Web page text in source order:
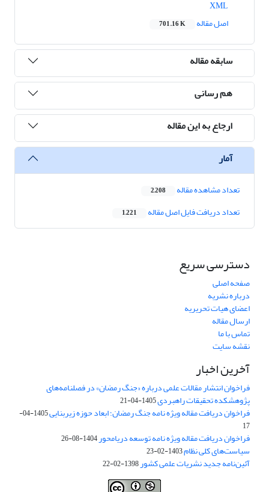
اصل مقاله
701.16 K
سابقه مقاله
هم رسانی
ارجاع به این مقاله
آمار
تعداد مشاهده مقاله 2,208
تعداد دریافت فایل اصل مقاله 1,221
دسترسی سریع
صفحه اصلی
درباره نشریه
اعضای هیات تحریریه
ارسال مقاله
تماس با ما
نقشه سایت
آخرین اخبار
فراخوان انتشار مقالات علمی درباره «جنگ رمضان» در فصلنامه‌های
پژوهشکده تحقیقات راهبردی1405-04-21
فراخوان دریافت مقاله ویژه نامه جنگ رمضان؛ ابعاد حوزه زیربنایی
1405-04-
17
فراخوان دریافت مقاله ویژه نامه توسعه دریامحور1404-08-26
سیاست‌های کلی نظام1403-02-23
آئین‌نامه جدید نشریات علمی کشور1398-02-22